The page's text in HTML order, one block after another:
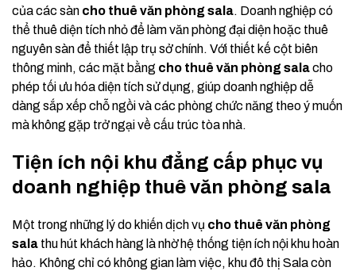
của các sàn cho thuê văn phòng sala. Doanh nghiệp có
thể thuê diện tích nhỏ để làm văn phòng đại diện hoặc thuê
nguyên sàn để thiết lập trụ sở chính. Với thiết kế cột biên
thông minh, các mặt bằng cho thuê văn phòng salacho
phép tối ưu hóa diện tích sử dụng, giúp doanh nghiệp dễ
dàng sắp xếp chỗ ngồi và các phòng chức năng theo ý muốn
mà không gặp trở ngại về cấu trúc tòa nhà.
Tiện ích nội khu đẳng cấp phục vụ
doanh nghiệp thuê văn phòng sala
Một trong những lý do khiến dịch vụ cho thuê văn phòng
sala thu hút khách hàng là nhờ hệ thống tiện ích nội khu hoàn
hảo. Không chỉ có không gian làm việc, khu đô thị Sala còn